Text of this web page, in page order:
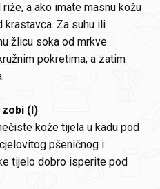
a ako imate masnu kožu
krastavca. Za suhu ili
žlicu soka od mrkve.
pokretima, a zatim
zobi (I)
kože tijela u kadu pod
pšeničnog i
tijelo dobro isperite pod